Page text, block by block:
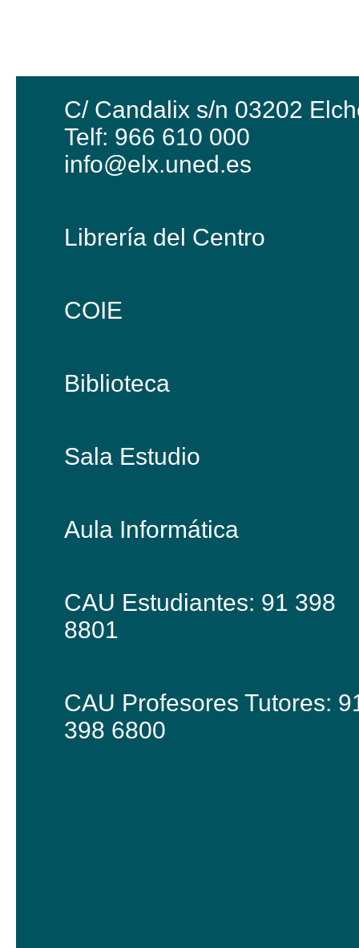
C/ Candalix s/n 03202
Telf: 966 610 000
info@elx.uned.es
Librería del Centro
COIE
Biblioteca
Sala Estudio
Aula Informática
CAU Estudiantes: 91 398
8801
CAU Profesores Tutores:
398 6800